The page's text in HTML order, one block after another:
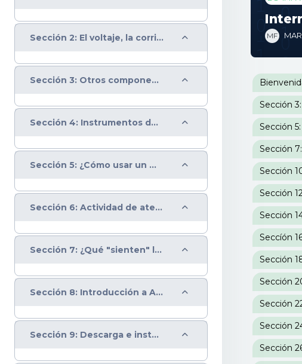
Sección 2: El voltaje, la corriente y la resistencia Colapsar
Sección 3: Otros componentes electrónicos Colapsar
Sección 4: Instrumentos de medición-corrientes análogas y digitales Colapsar
Sección 5: ¿Cómo usar un multímetro? Colapsar
Sección 6: Actividad de atención lógica Colapsar
Sección 7: ¿Qué "sienten" los sensores? Colapsar
Sección 8: Introducción a Arduino Colapsar
Sección 9: Descarga e instalación del IDE de Arduino Colapsar
MF
Sección
Sección